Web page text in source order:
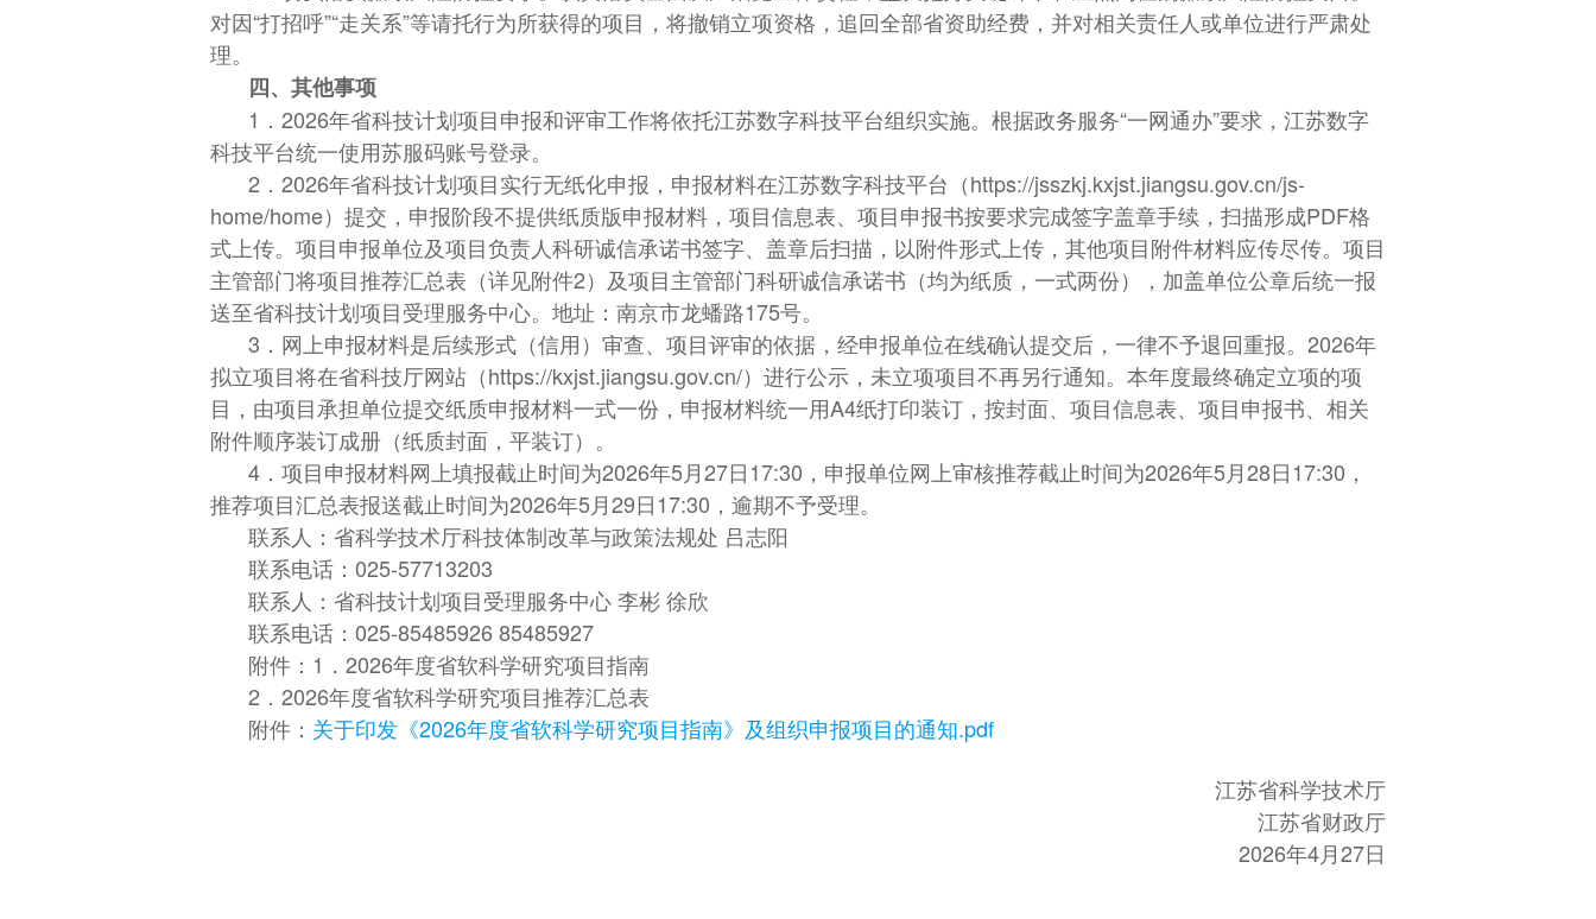
对因“打招呼”“走关系”等请托行为所获得的项目，将撤销立项资格，追回全部省资助经费，并对相关责任人或单位进行严肃处
理。
四、其他事项
1．2026年省科技计划项目申报和评审工作将依托江苏数字科技平台组织实施。根据政务服务“一网通办”要求，江苏数字
科技平台统一使用苏服码账号登录。
2．2026年省科技计划项目实行无纸化申报，申报材料在江苏数字科技平台（https://jsszkj.kxjst.jiangsu.gov.cn/js-
home/home）提交，申报阶段不提供纸质版申报材料，项目信息表、项目申报书按要求完成签字盖章手续，扫描形成PDF格
式上传。项目申报单位及项目负责人科研诚信承诺书签字、盖章后扫描，以附件形式上传，其他项目附件材料应传尽传。项目
主管部门将项目推荐汇总表（详见附件2）及项目主管部门科研诚信承诺书（均为纸质，一式两份），加盖单位公章后统一报
送至省科技计划项目受理服务中心。地址：南京市龙蟠路175号。
3．网上申报材料是后续形式（信用）审查、项目评审的依据，经申报单位在线确认提交后，一律不予退回重报。2026年
拟立项目将在省科技厅网站（https://kxjst.jiangsu.gov.cn/）进行公示，未立项项目不再另行通知。本年度最终确定立项的项
目，由项目承担单位提交纸质申报材料一式一份，申报材料统一用A4纸打印装订，按封面、项目信息表、项目申报书、相关
附件顺序装订成册（纸质封面，平装订）。
4．项目申报材料网上填报截止时间为2026年5月27日17:30，申报单位网上审核推荐截止时间为2026年5月28日17:30，
推荐项目汇总表报送截止时间为2026年5月29日17:30，逾期不予受理。
联系人：省科学技术厅科技体制改革与政策法规处 吕志阳
联系电话：025-57713203
联系人：省科技计划项目受理服务中心 李彬 徐欣
联系电话：025-85485926 85485927
附件：1．2026年度省软科学研究项目指南
2．2026年度省软科学研究项目推荐汇总表
附件： 关于印发《2026年度省软科学研究项目指南》及组织申报项目的通知.pdf
江苏省科学技术厅
江苏省财政厅
2026年4月27日